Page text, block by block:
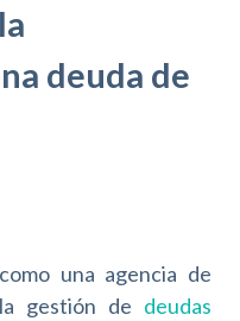
deuda de
una agencia de
gestión de deudas